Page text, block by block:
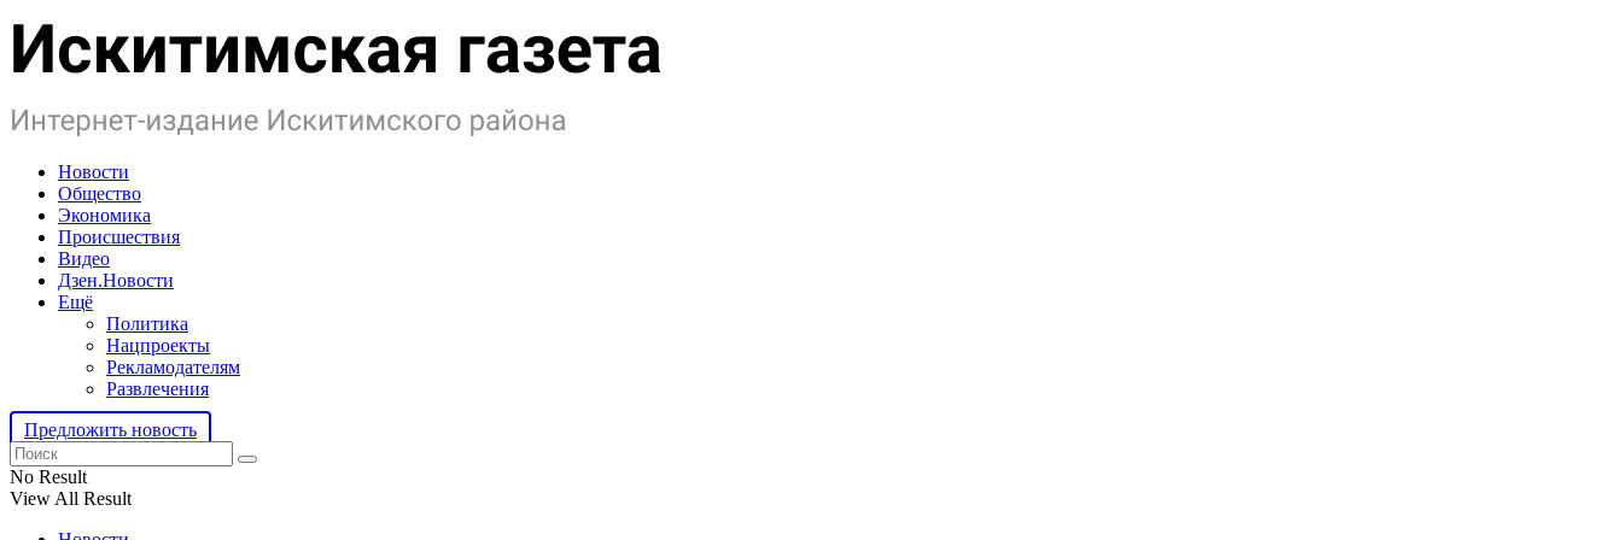
Новости
Общество
Экономика
Происшествия
Видео
Дзен.Новости
Ещё
Политика
Нацпроекты
Рекламодателям
Развлечения
Предложить новость
No Result
View All Result